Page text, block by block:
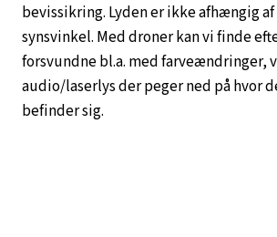
bevissikring. Lyden er ikke afhængig
synsvinkel. Med droner kan vi finde
forsvundne bl.a. med farveændringer,
audio/laserlys der peger ned på hvor
befinder sig.